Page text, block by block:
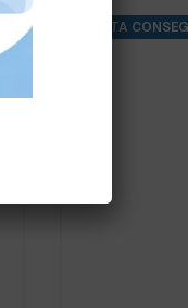
PRONTA
SACCHETTI